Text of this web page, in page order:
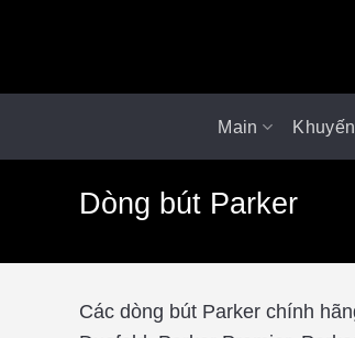
Main
Dòng bút Parker
Các dòng bút Parker chính